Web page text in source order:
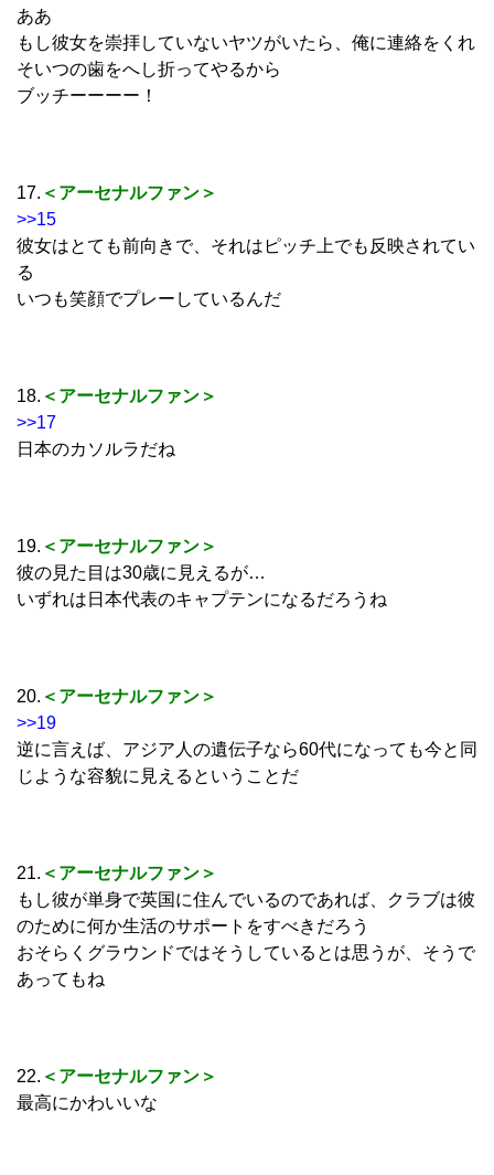
ああ
もし彼女を崇拝していないヤツがいたら、俺に連絡をくれ
そいつの歯をへし折ってやるから
ブッチーーーー！
17. ＜アーセナルファン＞
>>15
彼女はとても前向きで、それはピッチ上でも反映されてい
る
いつも笑顔でプレーしているんだ
18. ＜アーセナルファン＞
>>17
日本のカソルラだね
19. ＜アーセナルファン＞
彼の見た目は30歳に見えるが…
いずれは日本代表のキャプテンになるだろうね
20. ＜アーセナルファン＞
>>19
逆に言えば、アジア人の遺伝子なら60代になっても今と同
じような容貌に見えるということだ
21. ＜アーセナルファン＞
もし彼が単身で英国に住んでいるのであれば、クラブは彼
のために何か生活のサポートをすべきだろう
おそらくグラウンドではそうしているとは思うが、そうで
あってもね
22. ＜アーセナルファン＞
最高にかわいいな